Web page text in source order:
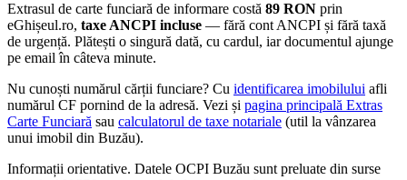
Extrasul de carte funciară de informare costă 89 RON prin
eGhișeul.ro, taxe ANCPI incluse — fără cont ANCPI și fără taxă
de urgență. Plătești o singură dată, cu cardul, iar documentul ajunge
pe email în câteva minute.
Nu cunoști numărul cărții funciare? Cu identificarea imobilului afli
numărul CF pornind de la adresă. Vezi și pagina principală Extras
Carte Funciară sau calculatorul de taxe notariale (util la vânzarea
unui imobil din Buzău).
Informații orientative. Datele OCPI Buzău sunt preluate din surse